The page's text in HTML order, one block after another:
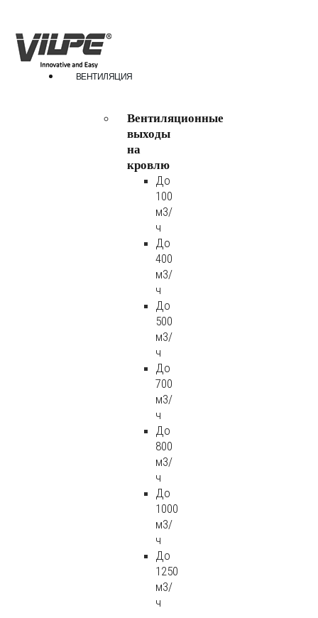
ВЕНТИЛЯЦИЯ
Вентиляционные
выходы
на
кровлю
До
100
м3/
ч
До
400
м3/
ч
До
500
м3/
ч
До
700
м3/
ч
До
800
м3/
ч
До
1000
м3/
ч
До
1250
м3/
ч